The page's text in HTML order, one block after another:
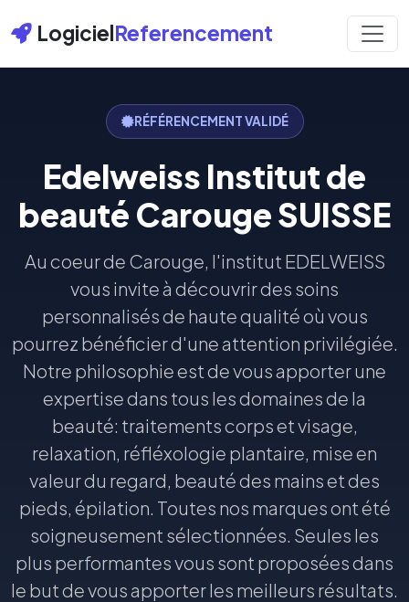
LogicielReferencement
RÉFÉRENCEMENT VALIDÉ
Edelweiss Institut de
beauté Carouge SUISSE
Au coeur de Carouge, l'institut EDELWEISS
vous invite à découvrir des soins
personnalisés de haute qualité où vous
pourrez bénéficier d'une attention privilégiée.
Notre philosophie est de vous apporter une
expertise dans tous les domaines de la
beauté: traitements corps et visage,
relaxation, réfléxologie plantaire, mise en
valeur du regard, beauté des mains et des
pieds, épilation. Toutes nos marques ont été
soigneusement sélectionnées. Seules les
plus performantes vous sont proposées dans
le but de vous apporter les meilleurs résultats.